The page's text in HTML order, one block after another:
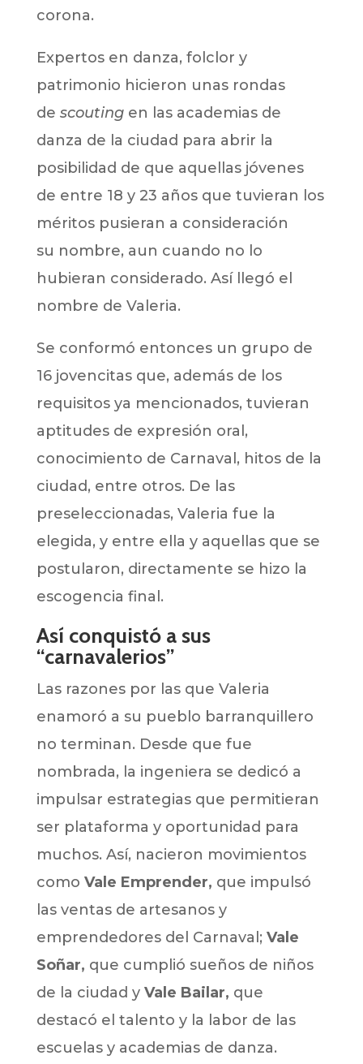
corona.
Expertos en danza, folclor y
patrimonio hicieron unas rondas
de scoutingen las academias de
danza de la ciudad para abrir la
posibilidad de que aquellas jóvenes
de entre 18 y 23 años que tuvieran los
méritos pusieran a consideración
su nombre, aun cuando no lo
hubieran considerado. Así llegó el
nombre de Valeria.
Se conformó entonces un grupo de
16 jovencitas que, además de los
requisitos ya mencionados, tuvieran
aptitudes de expresión oral,
conocimiento de Carnaval, hitos de la
ciudad, entre otros. De las
preseleccionadas, Valeria fue la
elegida, y entre ella y aquellas que se
postularon, directamente se hizo la
escogencia final.
Así conquistó a sus
“carnavalerios”
Las razones por las que Valeria
enamoró a su pueblo barranquillero
no terminan. Desde que fue
nombrada, la ingeniera se dedicó a
impulsar estrategias que permitieran
ser plataforma y oportunidad para
muchos. Así, nacieron movimientos
como Vale Emprender, que impulsó
las ventas de artesanos y
emprendedores del Carnaval; Vale
Soñar, que cumplió sueños de niños
de la ciudad y Vale Bailar, que
destacó el talento y la labor de las
escuelas y academias de danza.